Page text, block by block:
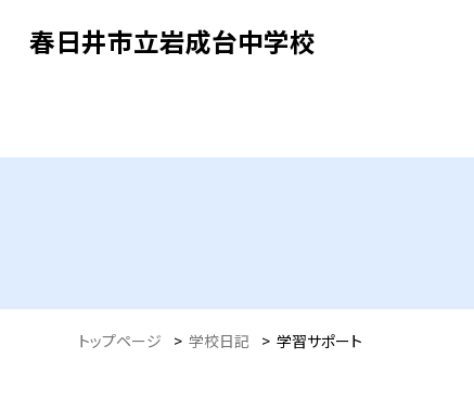
春日井市立岩成台中学校
トップページ > 学校日記 > 学習サポート